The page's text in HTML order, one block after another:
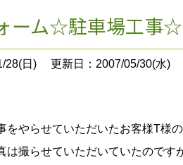
ーム☆駐車場工事☆
28(日) 更新日：2007/05/30(水)
をやらせていただいたお客様T様
は撮らせていただいていたのです